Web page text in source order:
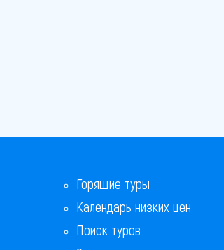
Горящие туры
Календарь низких цен
Поиск туров